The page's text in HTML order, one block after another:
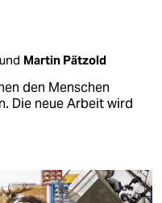
und Martin Pätzold
den Menschen
Die neue Arbeit wird